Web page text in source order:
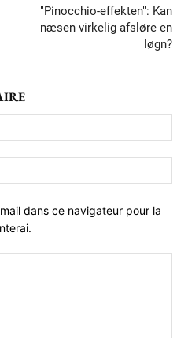
"Pinocchio-effekten": Kan
næsen virkelig afsløre en
løgn?
:*
:*
dans ce navigateur pour la